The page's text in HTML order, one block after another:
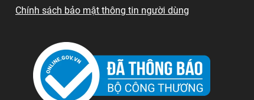
Chính sách bảo mật thông tin người dùng